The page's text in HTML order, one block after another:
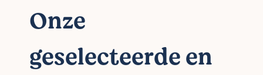
Onze
geselecteerde en